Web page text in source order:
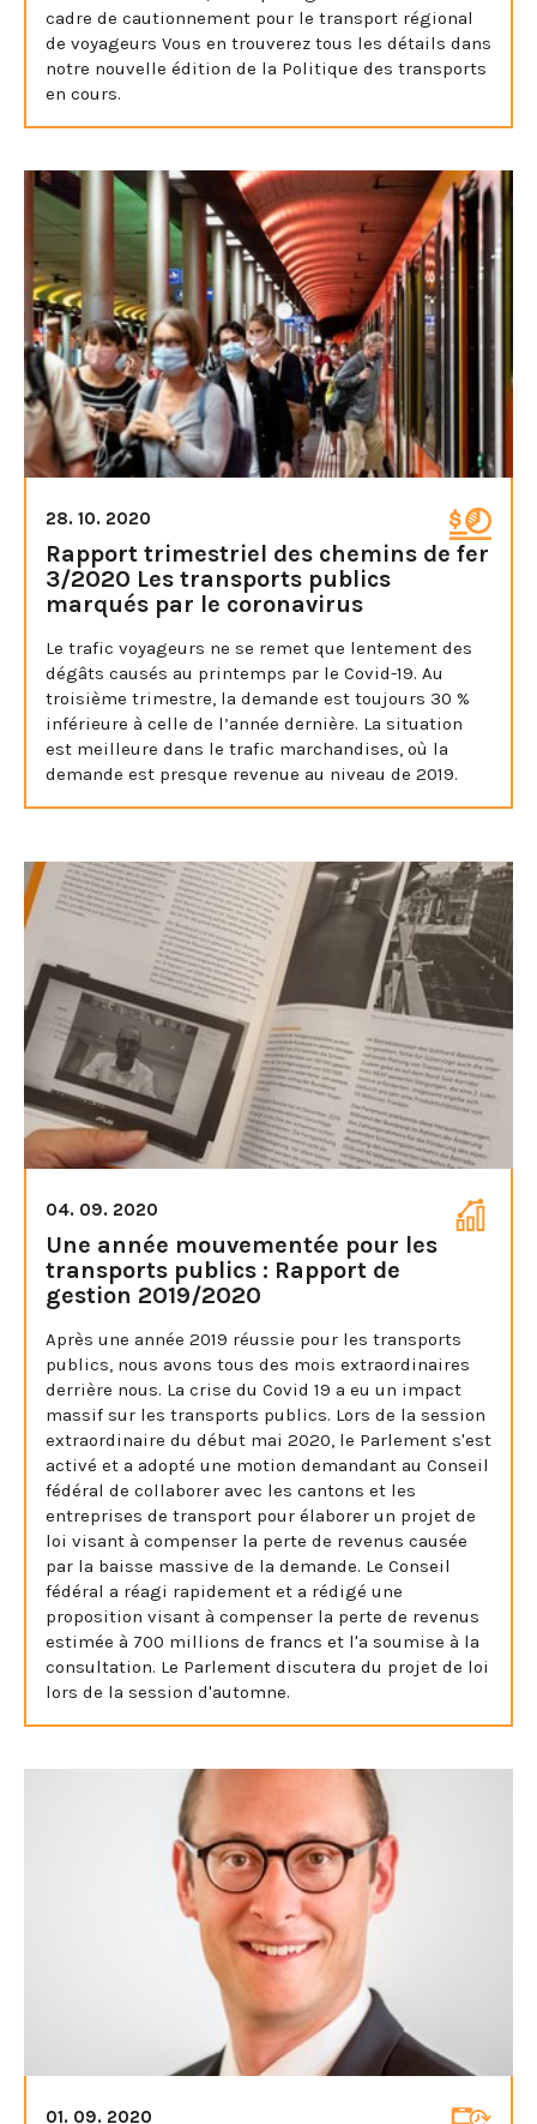
cadre de cautionnement pour le transport régional
de voyageurs Vous en trouverez tous les détails dans
notre nouvelle édition de la Politique des transports
en cours.
28. 10. 2020
Rapport trimestriel des chemins de fer
3/2020 Les transports publics
marqués par le coronavirus
Le trafic voyageurs ne se remet que lentement des
dégâts causés au printemps par le Covid-19. Au
troisième trimestre, la demande est toujours 30 %
inférieure à celle de l’année dernière. La situation
est meilleure dans le trafic marchandises, où la
demande est presque revenue au niveau de 2019.
04. 09. 2020
Une année mouvementée pour les
transports publics : Rapport de
gestion 2019/2020
Après une année 2019 réussie pour les transports
publics, nous avons tous des mois extraordinaires
derrière nous. La crise du Covid 19 a eu un impact
massif sur les transports publics. Lors de la session
extraordinaire du début mai 2020, le Parlement s'est
activé et a adopté une motion demandant au Conseil
fédéral de collaborer avec les cantons et les
entreprises de transport pour élaborer un projet de
loi visant à compenser la perte de revenus causée
par la baisse massive de la demande. Le Conseil
fédéral a réagi rapidement et a rédigé une
proposition visant à compenser la perte de revenus
estimée à 700 millions de francs et l'a soumise à la
consultation. Le Parlement discutera du projet de loi
lors de la session d'automne.
01. 09. 2020